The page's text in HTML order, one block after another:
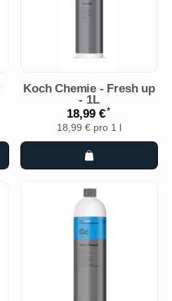
Koch Chemie - Fresh up
- 1L
18,99 €*
18,99 € pro 1 l